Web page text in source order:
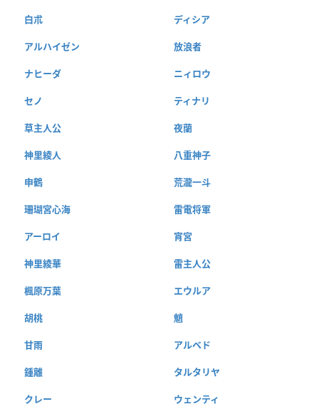
白朮 ディシア
アルハイゼン 放浪者
ナヒーダ ニィロウ
セノ ティナリ
草主人公 夜蘭
神里綾人 八重神子
申鶴 荒瀧一斗
珊瑚宮心海 雷電将軍
アーロイ 宵宮
神里綾華 雷主人公
楓原万葉 エウルア
胡桃 魈
甘雨 アルベド
鍾離 タルタリヤ
クレー ウェンティ